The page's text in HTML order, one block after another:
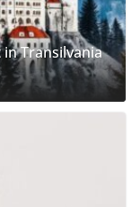
Transilvania